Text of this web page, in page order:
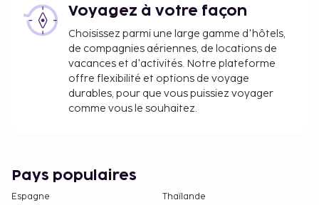
fréquemment touchées sont nettoyées à l'aide de
désinfectant entre les séjours ; les draps et les
serviettes sont lavés à une température minimale
de 60 °C. L'hébergement propose des équipements
de protection individuelle tels que des masques
buccaux à ses visiteurs. Distanciation sociale ; port
d'équipements de protection individuelle par le
la température des membres du personnel ; gel
hydroalcoolique à la disposition des visiteurs ;
Voyagez à votre façon
Choisissez parmi une large gamme d'hôtels,
de compagnies aériennes, de locations de
vacances et d'activités. Notre plateforme
offre flexibilité et options de voyage
durables, pour que vous puissiez voyager
comme vous le souhaitez.
Pays populaires
Espagne
Thaïlande